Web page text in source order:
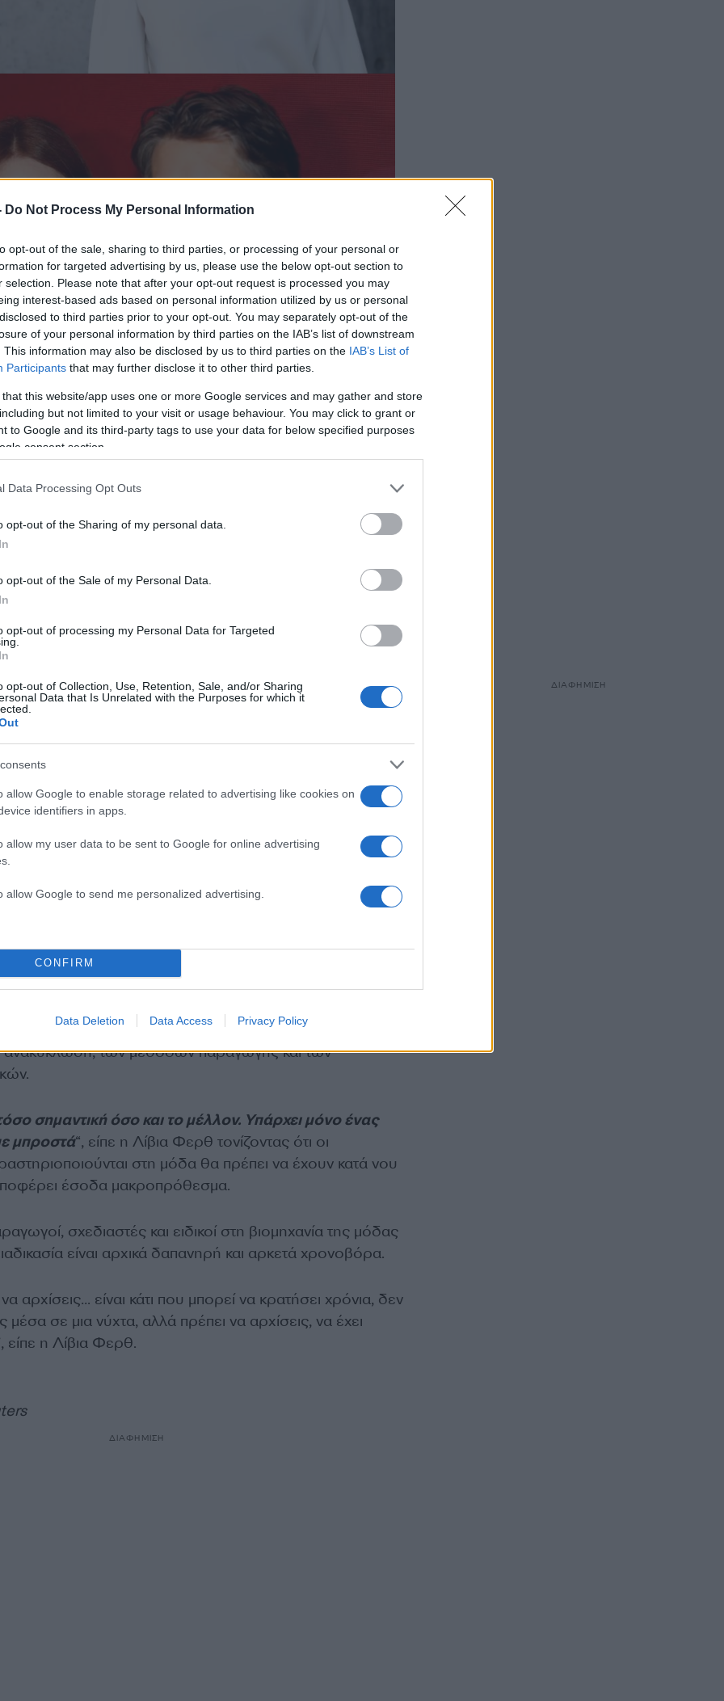
Do Not Process My Personal Information
opt-out of the sale, sharing to third parties, or processing of your personal or
for targeted advertising by us, please use the below opt-out section to
selection. Please note that after your opt-out request is processed you may
interest-based ads based on personal information utilized by us or personal
to third parties prior to your opt-out. You may separately opt-out of the
of your personal information by third parties on the IAB’s list of downstream
This information may also be disclosed by us to third parties on the IAB’s List of
Participants that may further disclose it to other third parties.
that this website/app uses one or more Google services and may gather and store
but not limited to your visit or usage behaviour. You may click to grant or
to Google and its third-party tags to use your data for below specified purposes
consent section.
Data Processing Opt Outs
opt-out of the Sharing of my personal data.
opt-out of the Sale of my Personal Data.
opt-out of processing my Personal Data for Targeted
opt-out of Collection, Use, Retention, Sale, and/or Sharing
Data that Is Unrelated with the Purposes for which it
allow Google to enable storage related to advertising like cookies on
identifiers in apps.
allow my user data to be sent to Google for online advertising
allow Google to send me personalized advertising.
CONFIRM
Data Deletion Data Access Privacy Policy
και υπόδησης έχουν αρχίσει να προσέχουν ιδιαίτερα τις
τους δραστηριότητας στο περιβάλλον καθώς
τους, καθώς οι καταναλωτές
ολοένα και περισσότερο οικολογικά ως προς τις επιλογές
τα βραβεία και η… λάμψη!
δόθηκαν κατά τη διοργάνωση “Green Carpet fashion
για δεύτερη χρονιά. Ο θεσμός υποστηρίζεται
Age που ιδρύθηκε και διευθύνεται από την Ιταλίδα Λίβια
Κόλιν Φερθ, η οποία είναι κινηματογραφική παραγωγός.
πολύ όμορφη και επικερδής, αλλά είναι σημαντικό για
Ελ ΜακΦέρσον.
των βραβείων, που ανταμείφθηκαν για τη δέσμευσή
και την επένδυσή τους στην αλλαγή, ήταν η ΜακΦέρσον
Ένωσης Μόδας της Ιταλίας (CNMI) Κάρλο Καπάσα
αλλά και από την αναβάθμιση των κανόνων για τη
ανακύκλωση, των μεθόδων παραγωγής και των
σημαντική όσο και το μέλλον. Υπάρχει μόνο ένας
μπροστά“, είπε η Λίβια Φερθ τονίζοντας ότι οι
στη μόδα θα πρέπει να έχουν κατά νου
έσοδα μακροπρόθεσμα.
σχεδιαστές και ειδικοί στη βιομηχανία της μόδας
είναι αρχικά δαπανηρή και αρκετά χρονοβόρα.
αρχίσεις… είναι κάτι που μπορεί να κρατήσει χρόνια, δεν
μέσα σε μια νύχτα, αλλά πρέπει να αρχίσεις, να έχει
η Λίβια Φερθ.
ΔΙΑΦΗΜΙΣΗ
ΔΙΑΦΗΜΙΣΗ